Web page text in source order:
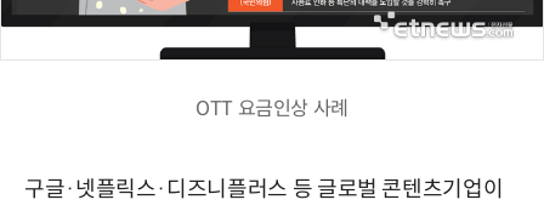
OTT 요금인상 사례
구글·넷플릭스·디즈니플러스 등 글로벌 콘텐츠기업이